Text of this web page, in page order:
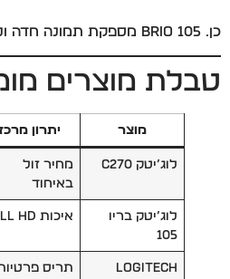
כן. Brio 105 מספקת תמונה חדה ונקייה יותר לעומת ה-C270.
טבלת מוצרים
מוצר יתרון
לוג’יטק C270
מחיר זול
באיחוד
לוג’יטק בריו
105
איכות Full HD
Logitech
תריס